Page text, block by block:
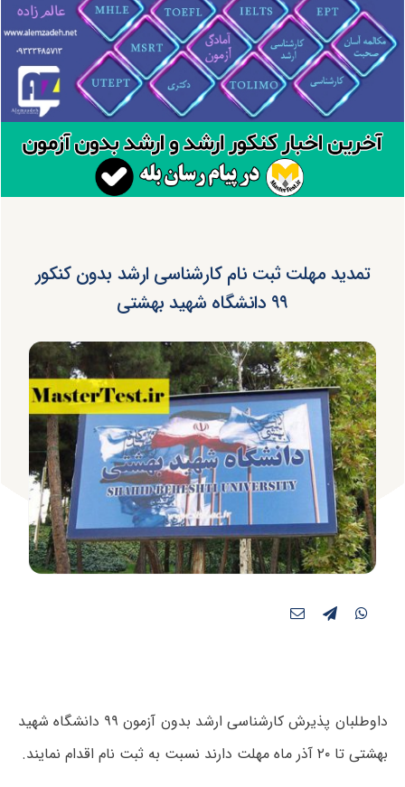
تمدید مهلت ثبت نام کارشناسی ارشد بدون کنکور
۹۹ دانشگاه شهید بهشتی
داوطلبان پذیرش کارشناسی ارشد بدون آزمون ۹۹ دانشگاه شهید
بهشتی تا ۲۰ آذر ماه مهلت دارند نسبت به ثبت نام اقدام نمایند.